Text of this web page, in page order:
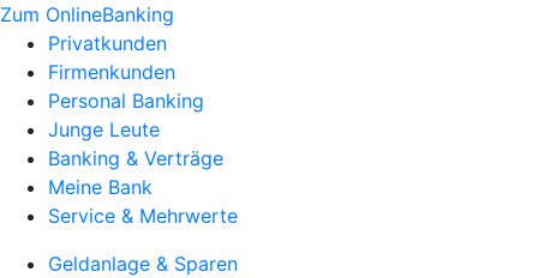
Zum OnlineBanking
Privatkunden
Firmenkunden
Personal Banking
Junge Leute
Banking & Verträge
Meine Bank
Service & Mehrwerte
Geldanlage & Sparen